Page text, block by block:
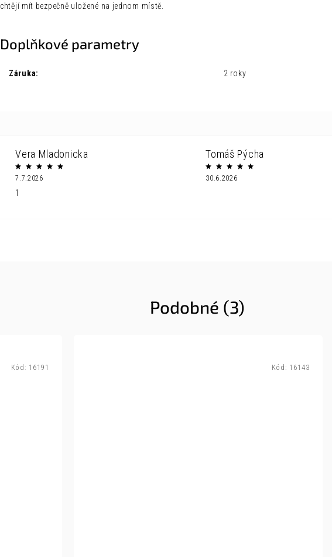
chtějí mít bezpečně uložené na jednom místě.
Doplňkové parametry
Záruka: 2 roky
Vera Mladonicka
7.7.2026
1
Tomáš Pýcha
30.6.2026
Podobné (3)
Kód: 16191 Kód: 16143